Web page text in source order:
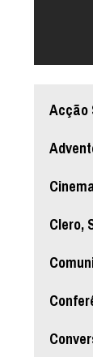
Acção
Clero,